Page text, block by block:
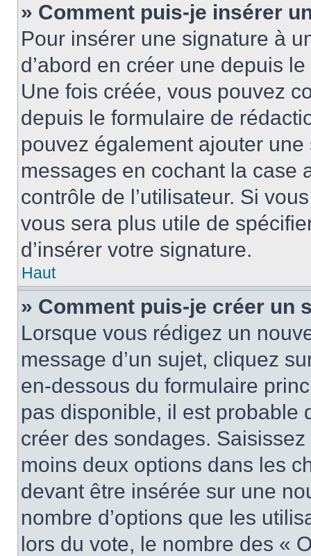
» Comment puis-je insérer
Pour insérer une signature à
d’abord en créer une depuis
Une fois créée, vous pouvez
depuis le formulaire de
pouvez également ajouter
messages en cochant la case
contrôle de l’utilisateur. Si
vous sera plus utile de
d’insérer votre signature.
Haut
» Comment puis-je créer un
Lorsque vous rédigez un
message d’un sujet, cliquez
en-dessous du formulaire
pas disponible, il est probable
créer des sondages.
moins deux options dans les
devant être insérée sur une
nombre d’options que les
lors du vote, le nombre des «